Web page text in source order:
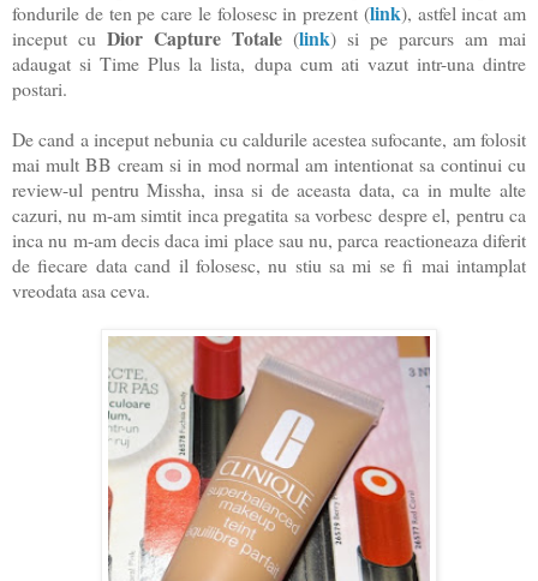
fondurile de ten pe care le folosesc in prezent (link), astfel incat am
inceput cu Dior Capture Totale (link) si pe parcurs am mai
adaugat si Time Plus la lista, dupa cum ati vazut intr-una dintre
postari.
De cand a inceput nebunia cu caldurile acestea sufocante, am folosit
mai mult BB cream si in mod normal am intentionat sa continui cu
review-ul pentru Missha, insa si de aceasta data, ca in multe alte
cazuri, nu m-am simtit inca pregatita sa vorbesc despre el, pentru ca
inca nu m-am decis daca imi place sau nu, parca reactioneaza diferit
de fiecare data cand il folosesc, nu stiu sa mi se fi mai intamplat
vreodata asa ceva.